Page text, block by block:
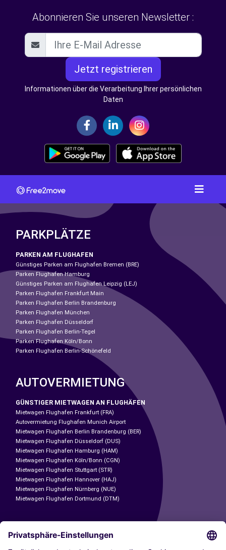
Abonnieren Sie unseren Newsletter :
Jetzt registrieren
Informationen über die Verarbeitung Ihrer persönlichen
Daten
PARKPLÄTZE
PARKEN AM FLUGHAFEN
Günstiges Parken am Flughafen Bremen (BRE)
Parken Flughafen Hamburg
Günstiges Parken am Flughafen Leipzig (LEJ)
Parken Flughafen Frankfurt Main
Parken Flughafen Berlin Brandenburg
Parken Flughafen München
Parken Flughafen Düsseldorf
Parken Flughafen Berlin-Tegel
Parken Flughafen Köln/Bonn
Parken Flughafen Berlin-Schönefeld
AUTOVERMIETUNG
GÜNSTIGER MIETWAGEN AN FLUGHÄFEN
Mietwagen Flughafen Frankfurt (FRA)
Autovermietung Flughafen Munich Airport
Mietwagen Flughafen Berlin Brandenburg (BER)
Mietwagen Flughafen Düsseldorf (DUS)
Mietwagen Flughafen Hamburg (HAM)
Mietwagen Flughafen Köln/Bonn (CGN)
Mietwagen Flughafen Stuttgart (STR)
Mietwagen Flughafen Hannover (HAJ)
Mietwagen Flughafen Nürnberg (NUE)
Mietwagen Flughafen Dortmund (DTM)
CARSHARING